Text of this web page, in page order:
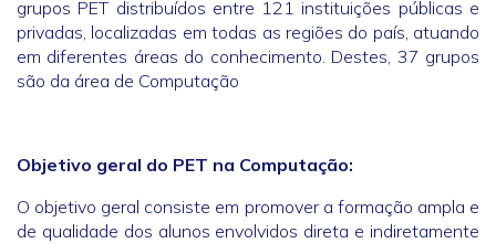
grupos PET distribuídos entre 121 instituições públicas e
privadas, localizadas em todas as regiões do país, atuando
em diferentes áreas do conhecimento. Destes, 37 grupos
são da área de Computação
Objetivo geral do PET na Computação:
O objetivo geral consiste em promover a formação ampla e
de qualidade dos alunos envolvidos direta e indiretamente